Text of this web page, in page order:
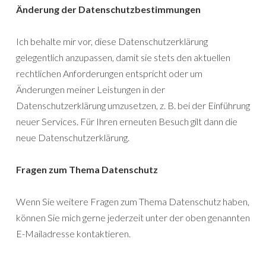
Änderung der Datenschutzbestimmungen
Ich behalte mir vor, diese Datenschutzerklärung
gelegentlich anzupassen, damit sie stets den aktuellen
rechtlichen Anforderungen entspricht oder um
Änderungen meiner Leistungen in der
Datenschutzerklärung umzusetzen, z. B. bei der Einführung
neuer Services. Für Ihren erneuten Besuch gilt dann die
neue Datenschutzerklärung.
Fragen zum Thema Datenschutz
Wenn Sie weitere Fragen zum Thema Datenschutz haben,
können Sie mich gerne jederzeit unter der oben genannten
E-Mailadresse kontaktieren.